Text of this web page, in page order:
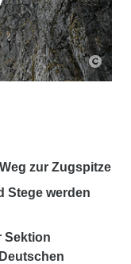
zur Zugspitze
Stege werden
Sektion